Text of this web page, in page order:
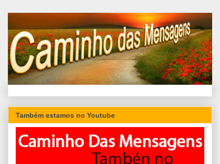
Também estamos no Youtube